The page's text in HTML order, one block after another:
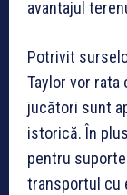
avantajul
Potrivit
Taylor vor
jucători sunt
istorică. În
pentru
transportul cu